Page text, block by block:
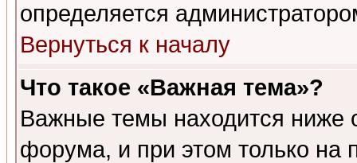
определяется
Вернуться к началу
Что такое «Важная тема»?
Важные темы находится ниже
форума, и при этом только на